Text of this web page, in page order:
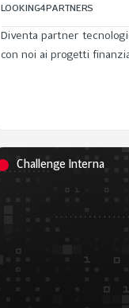
LOOKING4PARTNERS
Diventa partner
con noi ai progetti
Challenge Interna